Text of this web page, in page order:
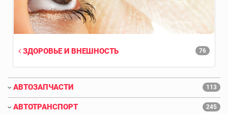
76
ЗДОРОВЬЕ И ВНЕШНОСТЬ
АВТОЗАПЧАСТИ 113
АВТОТРАНСПОРТ 245